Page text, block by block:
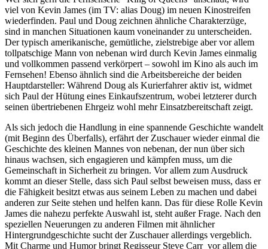
viel von Kevin James (im TV: alias Doug) im neuen Kinostreifen
wiederfinden. Paul und Doug zeichnen ähnliche Charakterzüge,
sind in manchen Situationen kaum voneinander zu unterscheiden.
Der typisch amerikanische, gemütliche, zielstrebige aber vor allem
tollpatschige Mann von nebenan wird durch Kevin James einmalig
und vollkommen passend verkörpert – sowohl im Kino als auch im
Fernsehen! Ebenso ähnlich sind die Arbeitsbereiche der beiden
Hauptdarsteller: Während Doug als Kurierfahrer aktiv ist, widmet
sich Paul der Hütung eines Einkaufszentrum, wobei letzterer durch
seinen übertriebenen Ehrgeiz wohl mehr Einsatzbereitschaft zeigt.
Als sich jedoch die Handlung in eine spannende Geschichte wandelt
(mit Beginn des Überfalls), erfährt der Zuschauer wieder einmal die
Geschichte des kleinen Mannes von nebenan, der nun über sich
hinaus wachsen, sich engagieren und kämpfen muss, um die
Gemeinschaft in Sicherheit zu bringen. Vor allem zum Ausdruck
kommt an dieser Stelle, dass sich Paul selbst beweisen muss, dass er
die Fähigkeit besitzt etwas aus seinem Leben zu machen und dabei
anderen zur Seite stehen und helfen kann. Das für diese Rolle Kevin
James die nahezu perfekte Auswahl ist, steht außer Frage. Nach den
speziellen Neuerungen zu anderen Filmen mit ähnlicher
Hintergrundgeschichte sucht der Zuschauer allerdings vergeblich.
Mit Charme und Humor bringt Regisseur Steve Carr vor allem die